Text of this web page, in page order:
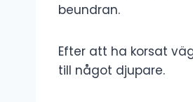
beundran.
Efter att ha korsat
till något djupare.